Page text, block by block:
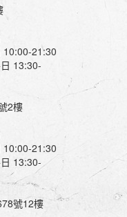
10:00-21:30
13:30-
2樓
10:00-21:30
13:30-
號12樓